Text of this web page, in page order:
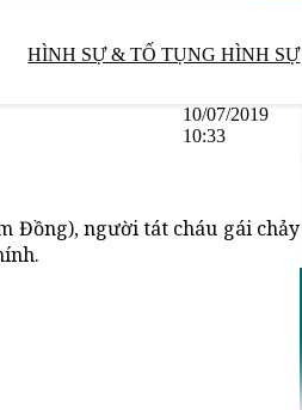
HÌNH SỰ & TỐ TỤNG HÌNH SỰ
10/07/2019
10:33
Đồng), người tát cháu gái chảy